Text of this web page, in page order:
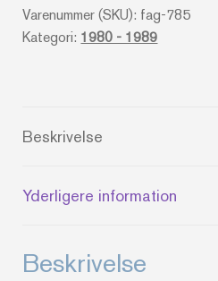
antal
Varenummer (SKU): fag-785
Kategori: 1980 - 1989
Beskrivelse
Yderligere information
Beskrivelse